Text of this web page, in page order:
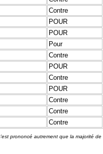
Contre
POUR
POUR
Pour
Contre
POUR
Contre
POUR
Contre
Contre
Contre
prononcé autrement que la majorité